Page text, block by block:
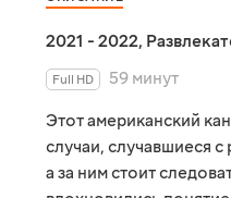
2021 - 2022,
Full HD
59 минут
Этот американский
случаи, случавшиеся
а за ним стоит